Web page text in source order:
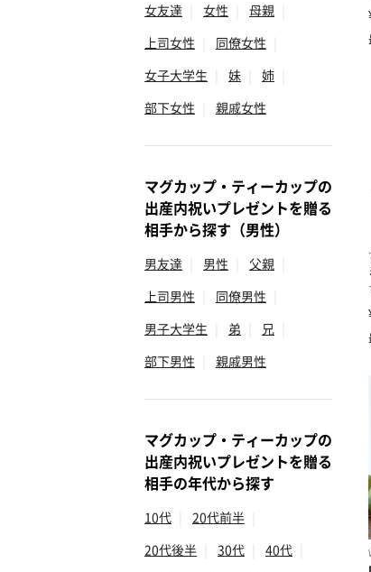
女友達 女性 母親
上司女性
同僚女性
女子大学生
妹 姉
部下女性
親戚女性
マグカップ・ティーカップの
出産内祝いプレゼントを贈る
相手から探す（男性）
男友達 男性 父親
上司男性
同僚男性
男子大学生
弟 兄
部下男性
親戚男性
マグカップ・ティーカップの
出産内祝いプレゼントを贈る
相手の年代から探す
10代 20代前半
20代後半
30代 40代